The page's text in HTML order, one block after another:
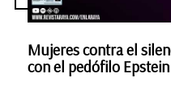
Mujeres contra el
con el pedófilo Epstein